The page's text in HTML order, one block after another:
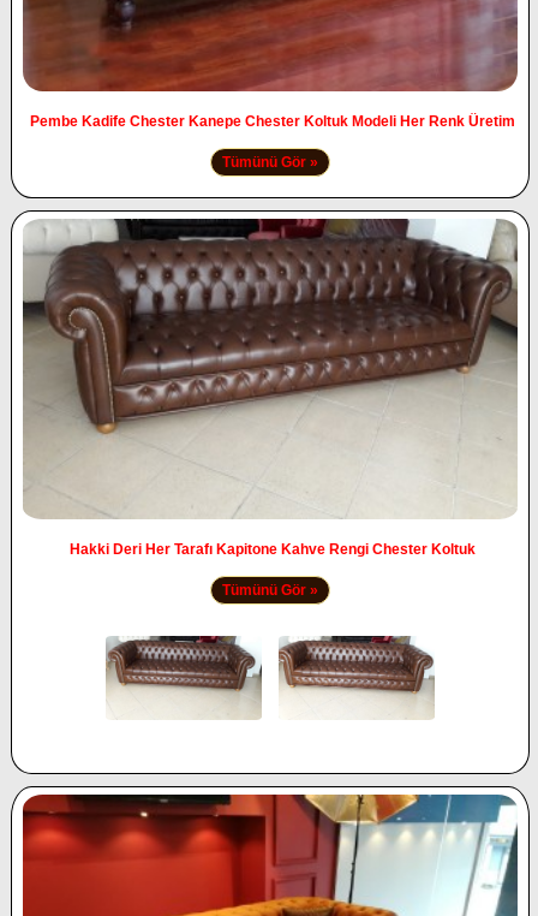
Pembe Kadife Chester Kanepe Chester Koltuk Modeli Her Renk Üretim
Tümünü Gör »
Hakki Deri Her Tarafı Kapitone Kahve Rengi Chester Koltuk
Tümünü Gör »